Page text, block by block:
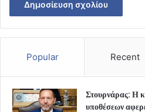
Popular Recent
Στουρνάρας: Η
υποθέσεων